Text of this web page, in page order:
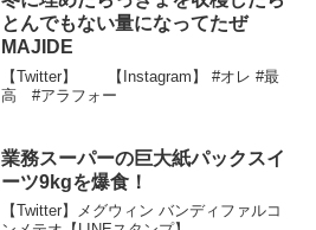
とんでもない量になってたぜ
MAJIDE
【Twitter】 【Instagram】 #オレ #最
高 #アラフォー
業務スーパーの巨大紙パックスイ
ーツ9kgを爆食！
【Twitter】メグウィン バンディファルコ